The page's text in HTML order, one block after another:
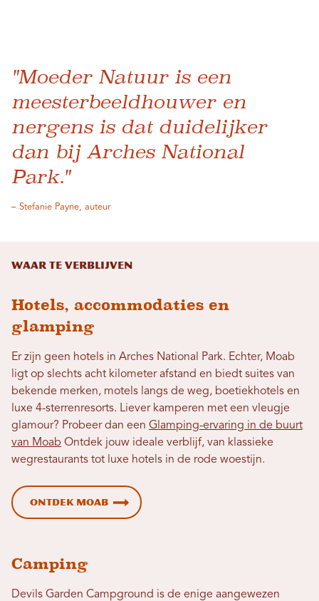
"Moeder Natuur is een
meesterbeeldhouwer en
nergens is dat duidelijker
dan bij Arches National
Park."
– Stefanie Payne, auteur
Waar te verblijven
Hotels, accommodaties en
glamping
Er zijn geen hotels in Arches National Park. Echter, Moab
ligt op slechts acht kilometer afstand en biedt suites van
bekende merken, motels langs de weg, boetiekhotels en
luxe 4-sterrenresorts. Liever kamperen met een vleugje
glamour? Probeer dan een Glamping-ervaring in de buurt
van Moab Ontdek jouw ideale verblijf, van klassieke
wegrestaurants tot luxe hotels in de rode woestijn.
Ontdek Moab
Camping
Devils Garden Campground is de enige aangewezen